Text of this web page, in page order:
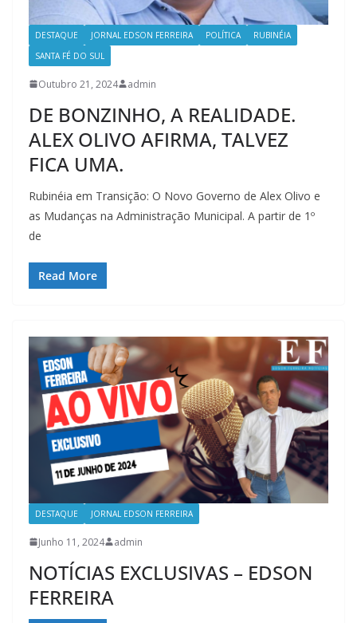
DESTAQUE JORNAL EDSON FERREIRA POLÍTICA
RUBINÉIA
SANTA FÉ DO SUL
Outubro 21, 2024 admin
DE BONZINHO, A REALIDADE.
ALEX OLIVO AFIRMA, TALVEZ
FICA UMA.
Rubinéia em Transição: O Novo Governo de Alex Olivo e
as Mudanças na Administração Municipal. A partir de 1º
de
Read More
DESTAQUE JORNAL EDSON FERREIRA
Junho 11, 2024 admin
NOTÍCIAS EXCLUSIVAS – EDSON
FERREIRA